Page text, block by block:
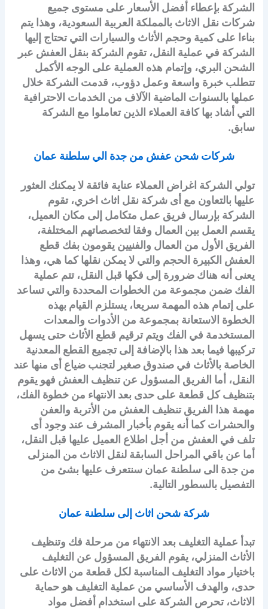
الشركة بإعطاء أفضل الأسعار على مستوى جميع
شركات نقل الاثاث بالمملكة العربية السعودية، وهذا يتم
بناءا على كمية وحجم الأثاث والسيارات التي تحتاج إليها
الشركة في عملية النقل، تقوم الشركة بنقل العفش عبر
الشحن البري، وإتمام هذه العملية على الوجه الأكمل
تتطلب خبرة واسعة وعمل دؤوب، قدمت الشركة خلال
عملها بالسنوات الماضية الآلاف من الخدمات الاحترافية
التي أشاد بها كافة العملاء الذين تعاملوا مع الشركة
سابق.
شركات شحن عفش من جدة الي سلطنة عمان
تولي الشركة اغراض العملاء عناية فائقة لا يمكنك العثور
عليها بالتعاون مع أى شركة نقل اثاث اخري، تقوم
الشركة بإرسال فريق عمل متكامل إلى مكان العميل،
يقسم العمل بين العمال وفقا لتخصصاتهم المختلفة،
الفريق الأول من العمال والفنيين يقومون بفك قطع
العفش الكبيرة الحجم والتي لا يمكن نقلها كما هي، وهذا
يعنى أنه هناك ضرورة إلى فكها قبل النقل، تتم عملية
الفك ضمن مجموعة من الخطوات المحددة والتي تساعد
على إتمام هذه المهمة سريعا، يستلزم القيام بهذه
الخطوة الاستعانة بمجموعة من الأدوات والمعدات
المستخدمة في الفك ويتم ترقيم قطع الأثاث حتى يسهل
تركيبها فيما بعد هذا بالإضافة إلى تجميع القطع المعدنية
الخاصة بالأثاث في صندوق صغير لتجنب ضياع أى منها عند
النقل، أما الفريق المسؤول عن تنظيف العفش فهو يقوم
بتنظيف كل قطعة على حدى بعد الانتهاء من خطوة الفك،
مهمة هذا الفريق تنظيف العفش من الأتربة والعفن
والحشرات كما أنه يقوم بأخبار المشرف عند وجود أى
تلف في العفش من أجل اطلاع العميل عليها قبل النقل،
أما عن باقي المراحل السابقة لنقل الاثاث من المنزلى
من جدة الى سلطنة عمان سنتعرف عليها بشئ من
التفصيل بالسطور التالية.
شركة شحن اثاث إلى سلطنة عمان
تبدأ عملية التغليف بعد الانتهاء من مرحلة فك وتنظيف
الأثاث المنزلي، يقوم الفريق المسؤول عن التغليف
باختيار مواد التغليف المناسبة لكل قطعة من الاثاث على
حدى، والهدف الأساسي من عملية التغليف هو حماية
الاثاث، تحرص الشركة على استخدام أفضل مواد